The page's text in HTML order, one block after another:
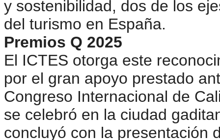
y sostenibilidad, dos de los
del turismo en España.
Premios Q 2025
El ICTES otorga este
por el gran apoyo prestado
Congreso Internacional de
se celebró en la ciudad
concluyó con la presentación